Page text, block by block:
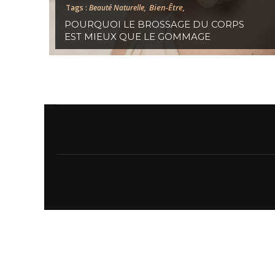
Tags : Beauté Naturelle, Bien-Être,
POURQUOI LE BROSSAGE DU CORPS
EST MIEUX QUE LE GOMMAGE